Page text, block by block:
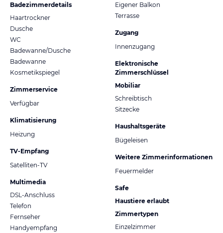
Badezimmerdetails
Haartrockner
Dusche
WC
Badewanne/Dusche
Badewanne
Kosmetikspiegel
Zimmerservice
Verfügbar
Klimatisierung
Heizung
TV-Empfang
Satelliten-TV
Multimedia
DSL-Anschluss
Telefon
Fernseher
Handyempfang
Eigener Balkon
Terrasse
Zugang
Innenzugang
Elektronische
Zimmerschlüssel
Mobiliar
Schreibtisch
Sitzecke
Haushaltsgeräte
Bügeleisen
Weitere Zimmerinformationen
Feuermelder
Safe
Haustiere erlaubt
Zimmertypen
Einzelzimmer